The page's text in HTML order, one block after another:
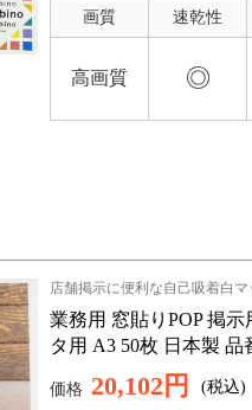
画質 速乾性
高画質 ◎
店舗掲示に便利な自己吸着白
業務用 窓貼りPOP 掲
タ用 A3 50枚 日本製
価格 20,102円 (税込)